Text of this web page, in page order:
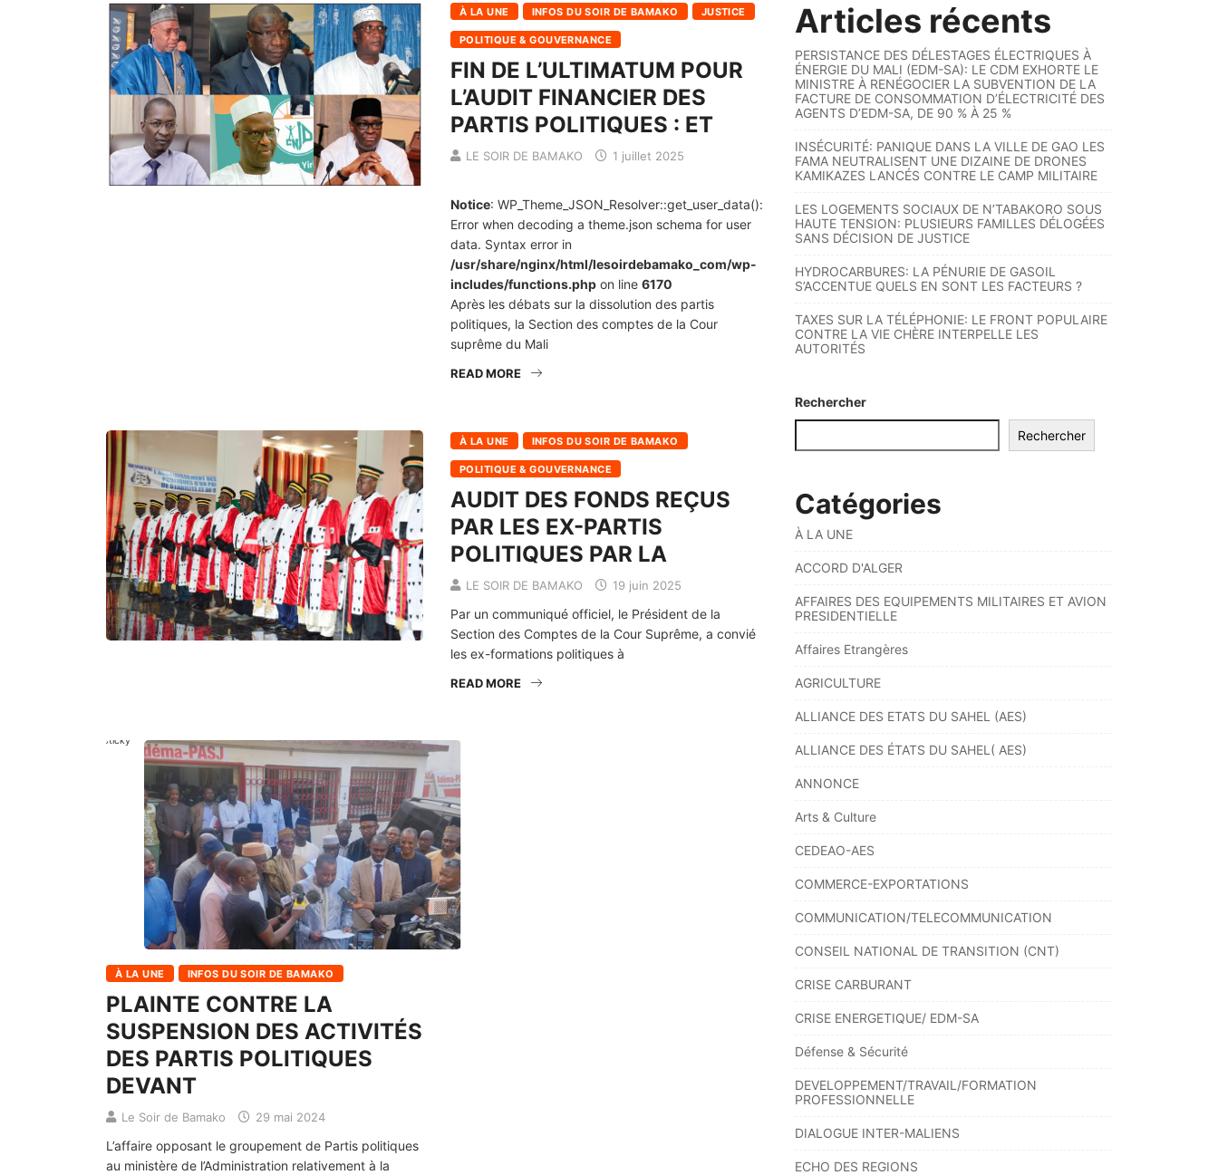
À LA UNE INFOS DU SOIR DE BAMAKO JUSTICE
POLITIQUE & GOUVERNANCE
FIN DE L’ULTIMATUM POUR
L’AUDIT FINANCIER DES
PARTIS POLITIQUES : ET
LE SOIR DE BAMAKO 1 juillet 2025
Notice: WP_Theme_JSON_Resolver::get_user_data():
Error when decoding a theme.json schema for user
data. Syntax error in
/usr/share/nginx/html/lesoirdebamako_com/wp-
includes/functions.php on line 6170
Après les débats sur la dissolution des partis
politiques, la Section des comptes de la Cour
suprême du Mali
READ MORE
À LA UNE INFOS DU SOIR DE BAMAKO
POLITIQUE & GOUVERNANCE
AUDIT DES FONDS REÇUS
PAR LES EX-PARTIS
POLITIQUES PAR LA
LE SOIR DE BAMAKO 19 juin 2025
Par un communiqué officiel, le Président de la
Section des Comptes de la Cour Suprême, a convié
les ex-formations politiques à
READ MORE
Sticky
À LA UNE INFOS DU SOIR DE BAMAKO
PLAINTE CONTRE LA
SUSPENSION DES ACTIVITÉS
DES PARTIS POLITIQUES
DEVANT
Le Soir de Bamako 29 mai 2024
L’affaire opposant le groupement de Partis politiques
au ministère de l’Administration relativement à la
Articles récents
PERSISTANCE DES DÉLESTAGES ÉLECTRIQUES À
ÉNERGIE DU MALI (EDM-SA): LE CDM EXHORTE LE
MINISTRE À RENÉGOCIER LA SUBVENTION DE LA
FACTURE DE CONSOMMATION D’ÉLECTRICITÉ DES
AGENTS D’EDM-SA, DE 90 % À 25 %
INSÉCURITÉ: PANIQUE DANS LA VILLE DE GAO LES
FAMA NEUTRALISENT UNE DIZAINE DE DRONES
KAMIKAZES LANCÉS CONTRE LE CAMP MILITAIRE
LES LOGEMENTS SOCIAUX DE N’TABAKORO SOUS
HAUTE TENSION: PLUSIEURS FAMILLES DÉLOGÉES
SANS DÉCISION DE JUSTICE
HYDROCARBURES: LA PÉNURIE DE GASOIL
S’ACCENTUE QUELS EN SONT LES FACTEURS ?
TAXES SUR LA TÉLÉPHONIE: LE FRONT POPULAIRE
CONTRE LA VIE CHÈRE INTERPELLE LES
AUTORITÉS
Rechercher
Rechercher
Catégories
À LA UNE
ACCORD D'ALGER
AFFAIRES DES EQUIPEMENTS MILITAIRES ET AVION
PRESIDENTIELLE
Affaires Etrangères
AGRICULTURE
ALLIANCE DES ETATS DU SAHEL (AES)
ALLIANCE DES ÉTATS DU SAHEL( AES)
ANNONCE
Arts & Culture
CEDEAO-AES
COMMERCE-EXPORTATIONS
COMMUNICATION/TELECOMMUNICATION
CONSEIL NATIONAL DE TRANSITION (CNT)
CRISE CARBURANT
CRISE ENERGETIQUE/ EDM-SA
Défense & Sécurité
DEVELOPPEMENT/TRAVAIL/FORMATION
PROFESSIONNELLE
DIALOGUE INTER-MALIENS
ECHO DES REGIONS